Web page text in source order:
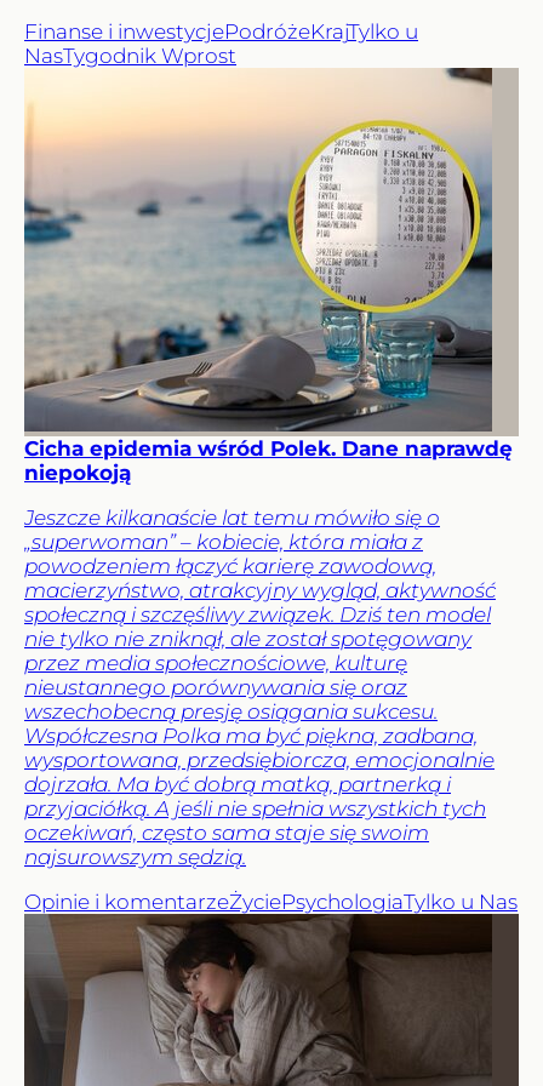
Finanse i inwestycjePodróżeKrajTylko u
NasTygodnik Wprost
Cicha epidemia wśród Polek. Dane naprawdę
niepokoją
Jeszcze kilkanaście lat temu mówiło się o
„superwoman” – kobiecie, która miała z
powodzeniem łączyć karierę zawodową,
macierzyństwo, atrakcyjny wygląd, aktywność
społeczną i szczęśliwy związek. Dziś ten model
nie tylko nie zniknął, ale został spotęgowany
przez media społecznościowe, kulturę
nieustannego porównywania się oraz
wszechobecną presję osiągania sukcesu.
Współczesna Polka ma być piękna, zadbana,
wysportowana, przedsiębiorcza, emocjonalnie
dojrzała. Ma być dobrą matką, partnerką i
przyjaciółką. A jeśli nie spełnia wszystkich tych
oczekiwań, często sama staje się swoim
najsurowszym sędzią.
Opinie i komentarzeŻyciePsychologiaTylko u Nas